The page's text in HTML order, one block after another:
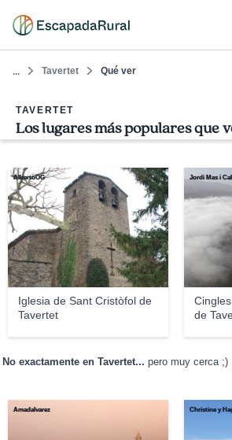
... Tavertet Qué ver
TAVERTET
Los lugares más populares que
Iglesia de Sant Cristòfol de
Tavertet
AlbertoOG
de
Jordi Mas i
No exactamente en Tavertet... pero muy cerca ;)
Amadalvarez Christine y